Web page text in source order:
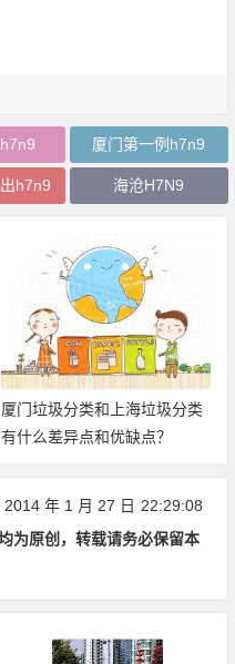
厦门第一例h7n9
h7n9 海沧H7N9
厦门垃圾分类和上海垃圾分类
有什么差异点和优缺点？
2014 年 1 月 27 日 22:29:08
为原创，转载请务必保留本